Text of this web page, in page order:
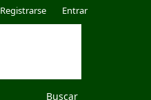
Buscar
Registrarse Entrar